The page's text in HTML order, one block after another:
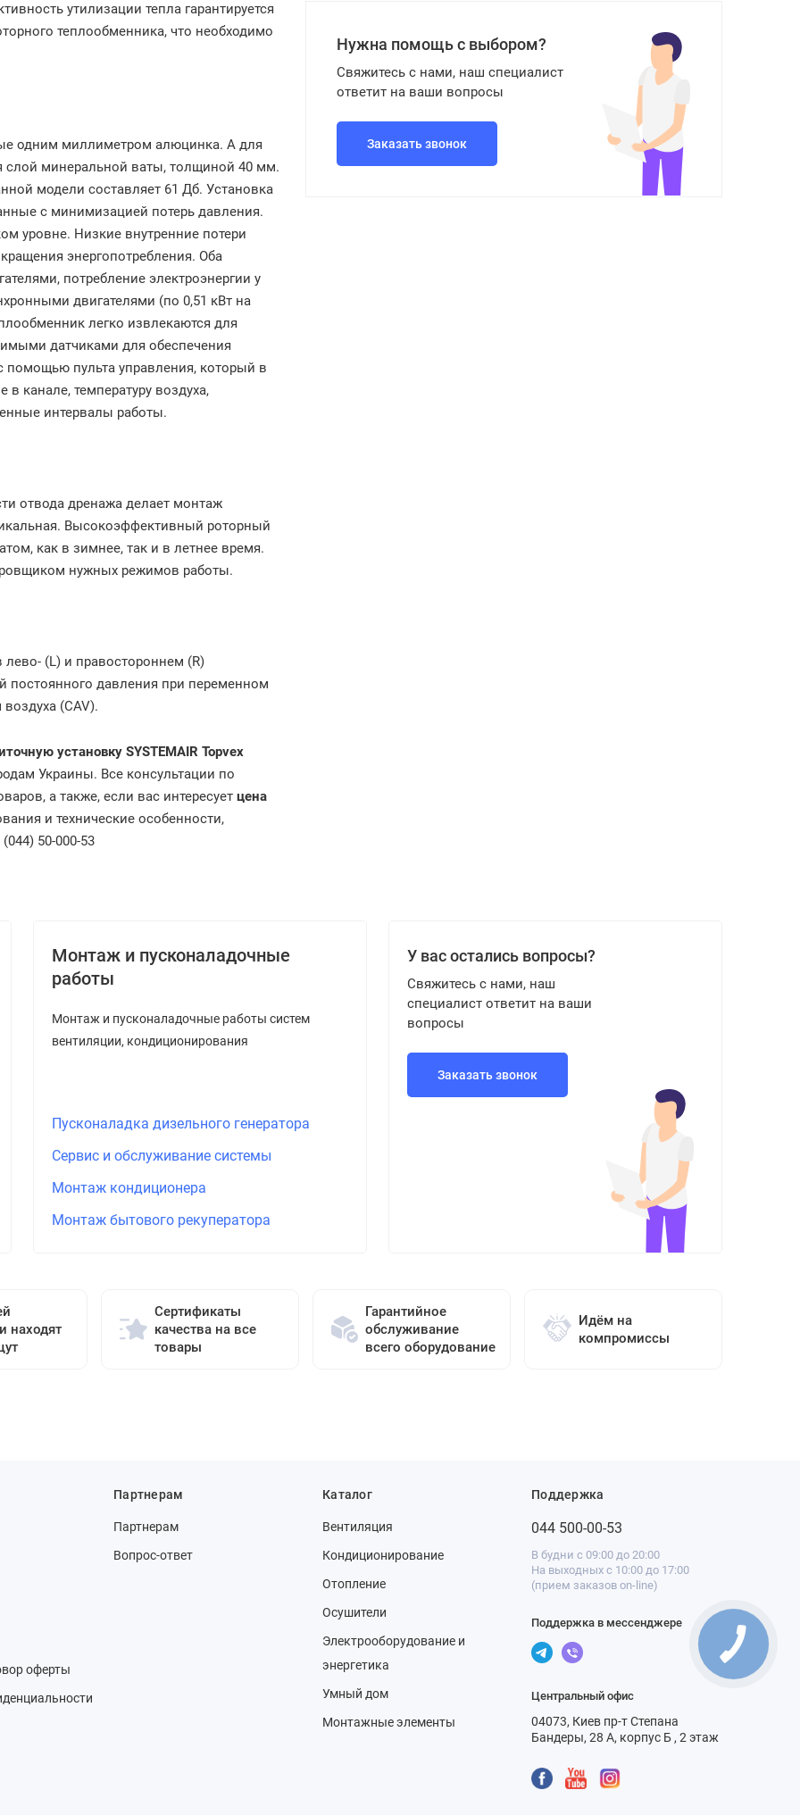
утилизации тепла гарантируется
теплообменника, что необходимо
одним миллиметром алюцинка. А для
слой минеральной ваты, толщиной 40 мм.
модели составляет 61 Дб. Установка
с минимизацией потерь давления.
уровне. Низкие внутренние потери
энергопотребления. Оба
потребление электроэнергии у
двигателями (по 0,51 кВт на
легко извлекаются для
датчиками для обеспечения
пульта управления, который в
в канале, температуру воздуха,
интервалы работы.
отвода дренажа делает монтаж
Высокоэффективный роторный
как в зимнее, так и в летнее время.
нужных режимов работы.
лево- (L) и правостороннем (R)
постоянного давления при переменном
(CAV).
установку SYSTEMAIR Topvex
Украины. Все консультации по
а также, если вас интересует цена
и технические особенности,
50-000-53
Нужна помощь с выбором?
Свяжитесь с нами, наш специалист
ответит на ваши вопросы
Заказать звонок
Монтаж и пусконаладочные
работы
Монтаж и пусконаладочные работы систем
вентиляции, кондиционирования
Пусконаладка дизельного генератора
Сервис и обслуживание системы
Монтаж кондиционера
Монтаж бытового рекуператора
У вас остались вопросы?
Свяжитесь с нами, наш
специалист ответит на ваши
вопросы
Заказать звонок
находят
Сертификаты
качества на все
товары
Гарантийное
обслуживание
всего оборудование
Идём на
компромиссы
оферты
Партнерам
Партнерам
Вопрос-ответ
Каталог
Вентиляция
Кондиционирование
Отопление
Осушители
Электрооборудование и
энергетика
Умный дом
Монтажные элементы
Поддержка
044 500-00-53
В будни с 09:00 до 20:00
На выходных с 10:00 до 17:00
(прием заказов on-line)
Поддержка в мессенджере
Центральный офис
04073, Киев пр-т Степана
Бандеры, 28 А, корпус Б , 2 этаж